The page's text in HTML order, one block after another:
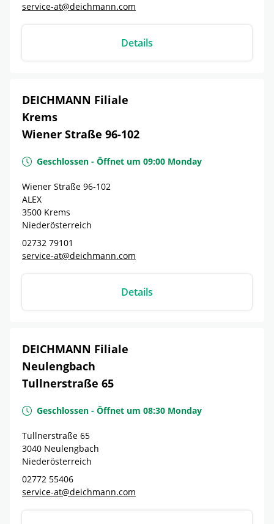
service-at@deichmann.com
Details
DEICHMANN Filiale
Krems
Wiener Straße 96-102
Geschlossen - Öffnet um 09:00 Monday
Wiener Straße 96-102
ALEX
3500 Krems
Niederösterreich
02732 79101
service-at@deichmann.com
Details
DEICHMANN Filiale
Neulengbach
Tullnerstraße 65
Geschlossen - Öffnet um 08:30 Monday
Tullnerstraße 65
3040 Neulengbach
Niederösterreich
02772 55406
service-at@deichmann.com